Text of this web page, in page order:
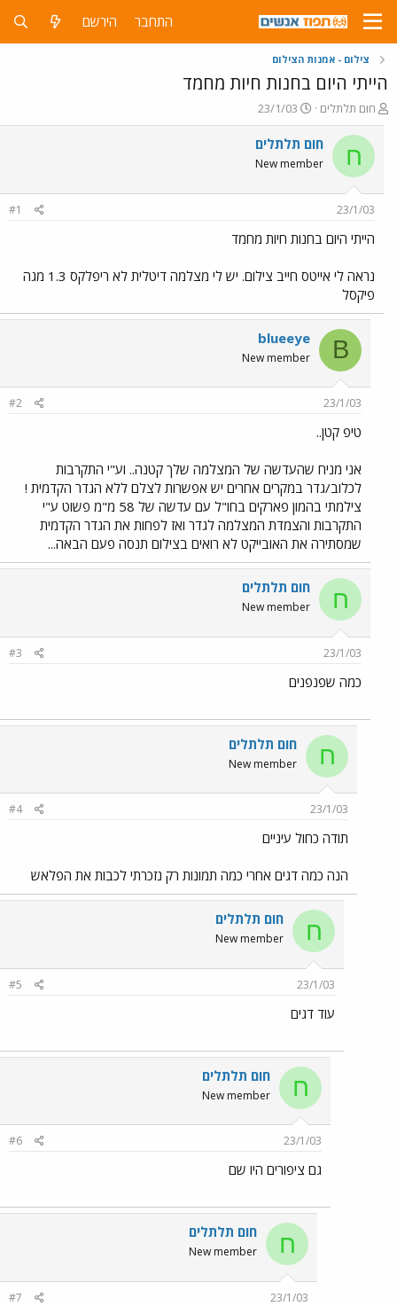
התחבר הירשם
צילום - אמנות הצילום
הייתי היום בחנות חיות מחמד
פ
ו
ת
ח
ה
ש
א
חום תלתלים
פ
ו
ר
ם
ר
23/1/03
ח חום תלתלים
New member
23/1/03
#1
הייתי היום בחנות חיות מחמד
נראה לי אייטס חייב צילום. יש לי מצלמה דיטלית לא ריפלקס 1.3 מגה
פיקסל
B
blueeye
New member
23/1/03
#2
טיפ קטן..
אני מניח שהעדשה של המצלמה שלך קטנה.. וע"י התקרבות
לכלוב/גדר במקרים אחרים יש אפשרות לצלם ללא הגדר הקדמית !
צילמתי בהמון פארקים בחו"ל עם עדשה של 58 מ"מ פשוט ע"י
התקרבות והצמדת המצלמה לגדר ואז לפחות את הגדר הקדמית
שמסתירה את האובייקט לא רואים בצילום תנסה פעם הבאה...
ח חום תלתלים
New member
23/1/03
#3
כמה שפנפנים
ח חום תלתלים
New member
23/1/03
#4
תודה כחול עיניים
הנה כמה דגים אחרי כמה תמונות רק נזכרתי לכבות את הפלאש
ח חום תלתלים
New member
23/1/03
#5
עוד דגים
ח חום תלתלים
New member
23/1/03
#6
גם ציפורים היו שם
ח חום תלתלים
New member
23/1/03
#7